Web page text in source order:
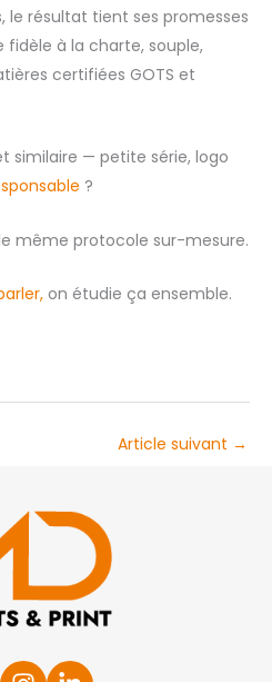
le résultat tient ses promesses
à la charte, souple,
certifiées GOTS et
similaire — petite série, logo
?
même protocole sur-mesure.
on étudie ça ensemble.
Article suivant →